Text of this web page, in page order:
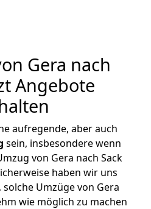
Gera nach
Angebote
aufregende, aber auch
sein, insbesondere wenn
von Gera nach Sack
haben wir uns
Umzüge von Gera
wie möglich zu machen